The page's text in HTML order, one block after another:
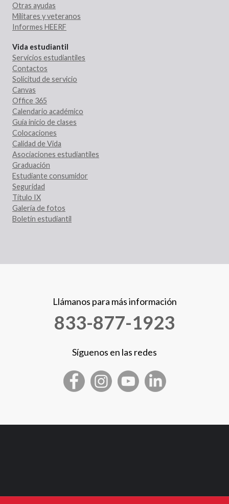
Otras ayudas
Militares y veteranos
Informes HEERF
Vida estudiantil
Servicios estudiantiles
Contactos
Solicitud de servicio
Canvas
Office 365
Calendario académico
Guía inicio de clases
Colocaciones
Calidad de Vida
Asociaciones estudiantiles
Graduación
Estudiante consumidor
Seguridad
Título IX
Galería de fotos
Boletín estudiantil
Llámanos para más información
833-877-1923
Síguenos en las redes